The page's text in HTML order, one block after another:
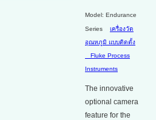
Model: Endurance
Series
เครื่องวัด
อุณหภูมิ แบบติดตั้ง
Fluke Process
Instruments
The innovative
optional camera
feature for the